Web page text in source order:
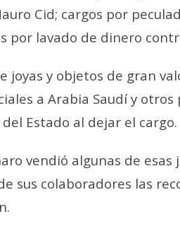
Cid; cargos por
por lavado de dinero
joyas y objetos de gran
a Arabia Saudí y otros
Estado al dejar el cargo.
vendió algunas de esas
sus colaboradores las